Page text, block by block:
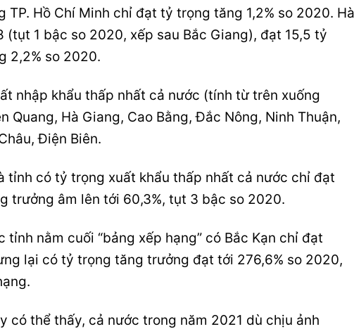
TP. Hồ Chí Minh chỉ đạt tỷ trọng tăng 1,2% so 2020. Hà
1 bậc so 2020, xếp sau Bắc Giang), đạt 15,5 tỷ
2,2% so 2020.
nhập khẩu thấp nhất cả nước (tính từ trên xuống
Quang, Hà Giang, Cao Bằng, Đắc Nông, Ninh Thuận,
Điện Biên.
tỉnh có tỷ trọng xuất khẩu thấp nhất cả nước chỉ đạt
trưởng âm lên tới 60,3%, tụt 3 bậc so 2020.
nằm cuối “bảng xếp hạng” có Bắc Kạn chỉ đạt
lại có tỷ trọng tăng trưởng đạt tới 276,6% so 2020,
có thể thấy, cả nước trong năm 2021 dù chịu ảnh